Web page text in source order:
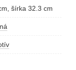
šírka 32.3 cm